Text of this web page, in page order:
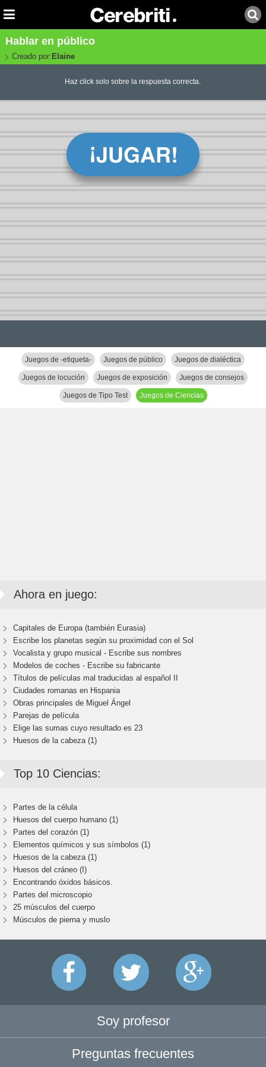
Hablar en público
Creado por: Elaine
Haz click solo sobre la respuesta correcta.
Juegos de -etiqueta- Juegos de público Juegos de dialéctica
Juegos de locución Juegos de exposición Juegos de consejos
Juegos de Tipo Test Juegos de Ciencias
Ahora en juego:
Capitales de Europa (también Eurasia)
Escribe los planetas según su proximidad con el Sol
Vocalista y grupo musical - Escribe sus nombres
Modelos de coches - Escribe su fabricante
Títulos de películas mal traducidas al español II
Ciudades romanas en Hispania
Obras principales de Miguel Ángel
Parejas de película
Elige las sumas cuyo resultado es 23
Huesos de la cabeza (1)
Top 10 Ciencias:
Partes de la célula
Huesos del cuerpo humano (1)
Partes del corazón (1)
Elementos químicos y sus símbolos (1)
Huesos de la cabeza (1)
Huesos del cráneo (I)
Encontrando óxidos básicos.
Partes del microscopio
25 músculos del cuerpo
Músculos de pierna y muslo
Soy profesor
Preguntas frecuentes